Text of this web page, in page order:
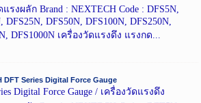
แรงผลัก Brand : NEXTECH Code : DFS5N,
DFS25N, DFS50N, DFS100N, DFS250N,
DFS1000N เครื่องวัดแรงดึง แรงกด...
DFT Series Digital Force Gauge
Digital Force Gauge / เครื่องวัดแรงดึง